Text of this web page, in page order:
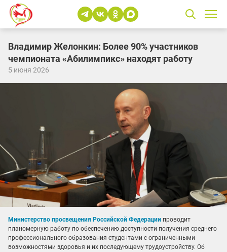
Владимир Желонкин: Более 90% участников
чемпионата «Абилимпикс» находят работу
5 июня 2026
Министерство просвещения Российской Федерации проводит
планомерную работу по обеспечению доступности получения среднего
профессионального образования студентами с ограниченными
возможностями здоровья и их последующему трудоустройству. Об